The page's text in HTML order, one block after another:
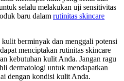
selalu melakukan uji sensitivitas
baru dalam rutinitas skincare
berminyak dan menggali potensi
menciptakan rutinitas skincare
kebutuhan kulit Anda. Jangan ragu
dermatologi untuk mendapatkan
dengan kondisi kulit Anda.